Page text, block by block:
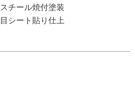
チール焼付塗装
シート貼り仕上